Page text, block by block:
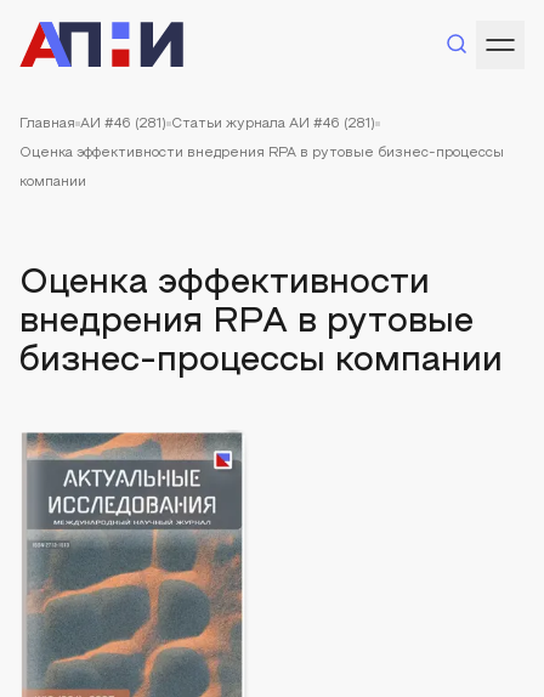
Главная АИ #46 (281) Статьи журнала АИ #46 (281)
Оценка эффективности внедрения RPA в рутовые бизнес-процессы
компании
Оценка эффективности
внедрения RPA в рутовые
бизнес-процессы компании